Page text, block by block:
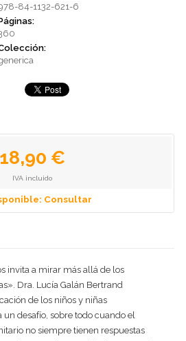
84-1132-621-6
18,90 €
IVA incluido
Consultar
invita a mirar más allá de los
Dra. Lucía Galán Bertrand
de los niños y niñas
desafío, sobre todo cuando el
no siempre tienen respuestas